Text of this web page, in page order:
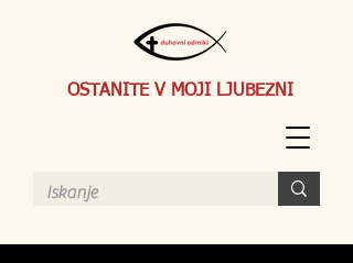
OSTANITE V MOJI LJUBEZNI